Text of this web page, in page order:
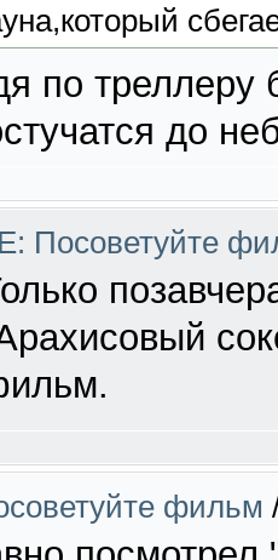
по треллеру
до
Посоветуйте
фильм